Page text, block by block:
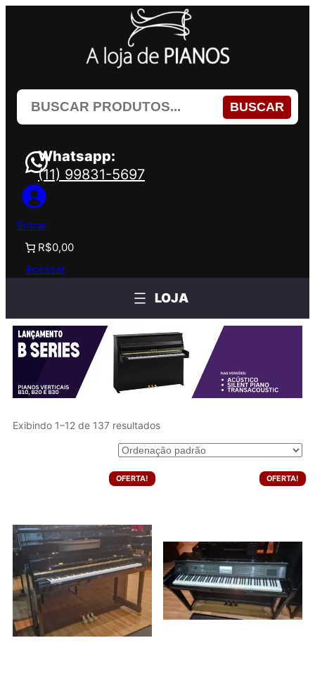
BUSCAR
Whatsapp:
(11) 99831-5697
Entrar
R$0,00
Acessar
Exibindo 1–12 de 137 resultados
OFERTA! OFERTA!